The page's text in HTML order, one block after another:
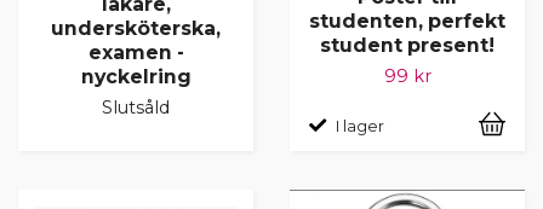
undersköterska,
examen -
nyckelring
Slutsåld
studenten, perfekt
student present!
99 kr
I lager